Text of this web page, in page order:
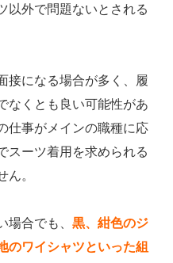
以外で問題ないとされる
接になる場合が多く、履
なくとも良い可能性があ
仕事がメインの職種に応
スーツ着用を求められる
ん。
場合でも、 黒、紺色のジ
のワイシャツといった組